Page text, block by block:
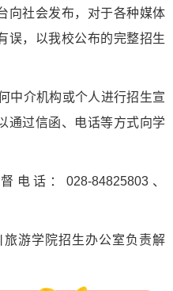
向社会发布，对于各种媒体
误，以我校公布的完整招生
中介机构或个人进行招生宣
通过信函、电话等方式向学
话：028-84825803、
游学院招生办公室负责解